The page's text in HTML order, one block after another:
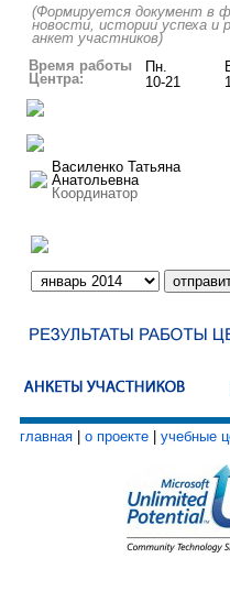
(Формируется документ в
новости, истории успеха
анкет участников)
Время работы
Центра:
Пн.
10-21
Василенко Татьяна
Анатольевна
Координатор
главная о проекте учебные